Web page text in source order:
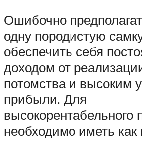
Ошибочно
одну породистую
обеспечить себя
доходом от
потомства и высоким
прибыли. Для
высокорентабельного
необходимо иметь